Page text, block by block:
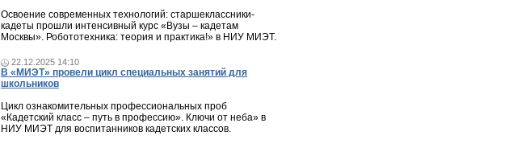
Освоение современных технологий: старшеклассники-
кадеты прошли интенсивный курс «Вузы – кадетам
Москвы». Робототехника: теория и практика!» в НИУ МИЭТ.
22.12.2025 14:10
В «МИЭТ» провели цикл специальных занятий для
школьников
Цикл ознакомительных профессиональных проб
«Кадетский класс – путь в профессию». Ключи от неба» в
НИУ МИЭТ для воспитанников кадетских классов.